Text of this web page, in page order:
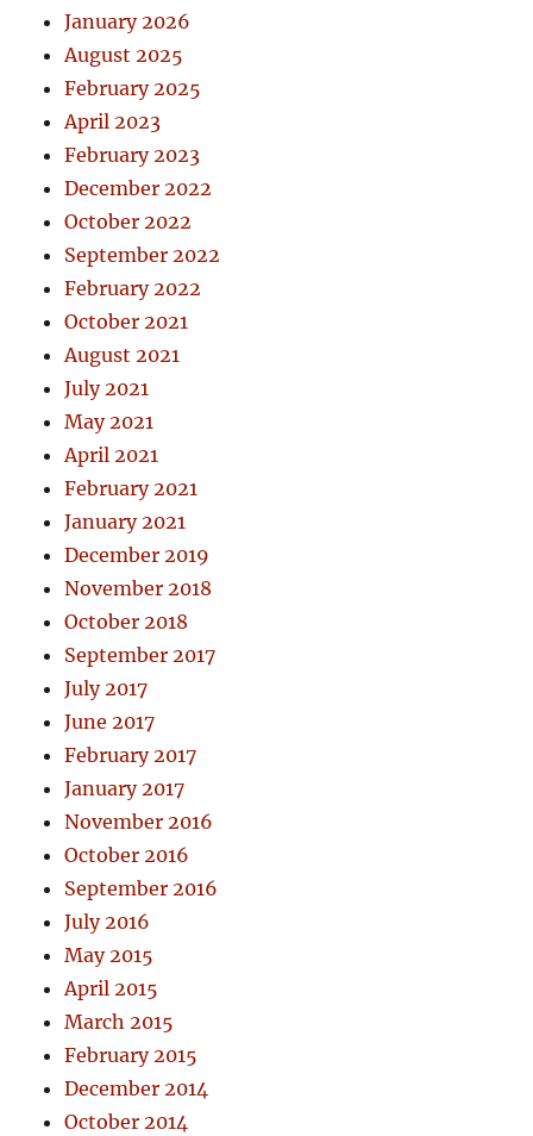
January 2026
August 2025
February 2025
April 2023
February 2023
December 2022
October 2022
September 2022
February 2022
October 2021
August 2021
July 2021
May 2021
April 2021
February 2021
January 2021
December 2019
November 2018
October 2018
September 2017
July 2017
June 2017
February 2017
January 2017
November 2016
October 2016
September 2016
July 2016
May 2015
April 2015
March 2015
February 2015
December 2014
October 2014